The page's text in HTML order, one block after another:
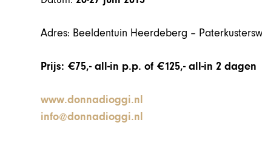
Adres: Beeldentuin Heerdeberg –
Prijs: €75,- all-in p.p. of €125,- all-in 2
www.donnadioggi.nl
info@donnadioggi.nl